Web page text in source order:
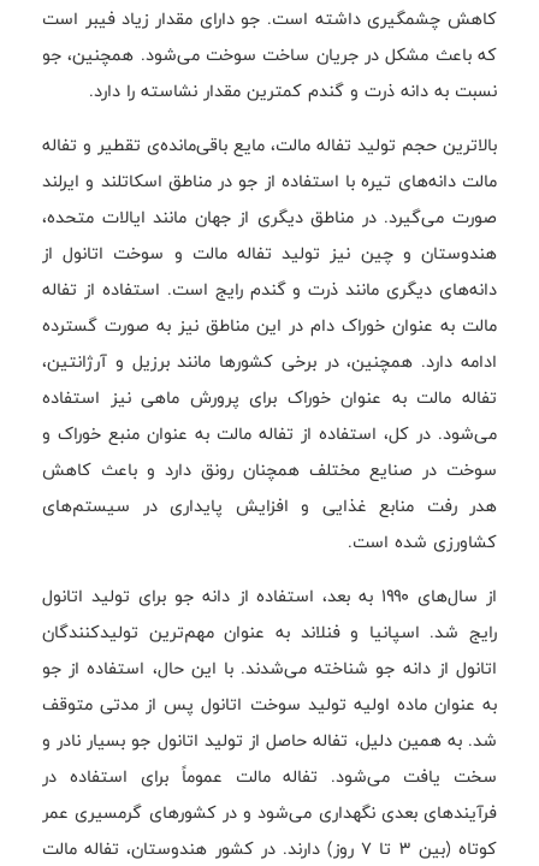
کاهش چشمگیری داشته است. جو دارای مقدار زیاد فیبر است
که باعث مشکل در جریان ساخت سوخت می‌شود. همچنین، جو
نسبت به دانه ذرت و گندم کمترین مقدار نشاسته را دارد.
بالاترین حجم تولید تفاله مالت، مایع باقی‌مانده‌ی تقطیر و تفاله
مالت دانه‌های تیره با استفاده از جو در مناطق اسکاتلند و ایرلند
صورت می‌گیرد. در مناطق دیگری از جهان مانند ایالات متحده،
هندوستان و چین نیز تولید تفاله مالت و سوخت اتانول از
دانه‌های دیگری مانند ذرت و گندم رایج است. استفاده از تفاله
مالت به عنوان خوراک دام در این مناطق نیز به صورت گسترده
ادامه دارد. همچنین، در برخی کشورها مانند برزیل و آرژانتین،
تفاله مالت به عنوان خوراک برای پرورش ماهی نیز استفاده
می‌شود. در کل، استفاده از تفاله مالت به عنوان منبع خوراک و
سوخت در صنایع مختلف همچنان رونق دارد و باعث کاهش
هدر رفت منابع غذایی و افزایش پایداری در سیستم‌های
کشاورزی شده است.
از سال‌های ۱۹۹۰ به بعد، استفاده از دانه جو برای تولید اتانول
رایج شد. اسپانیا و فنلاند به عنوان مهم‌ترین تولیدکنندگان
اتانول از دانه جو شناخته می‌شدند. با این حال، استفاده از جو
به عنوان ماده اولیه تولید سوخت اتانول پس از مدتی متوقف
شد. به همین دلیل، تفاله حاصل از تولید اتانول جو بسیار نادر و
سخت یافت می‌شود. تفاله مالت عموماً برای استفاده در
فرآیندهای بعدی نگهداری می‌شود و در کشورهای گرمسیری عمر
کوتاه (بین ۳ تا ۷ روز) دارند. در کشور هندوستان، تفاله مالت